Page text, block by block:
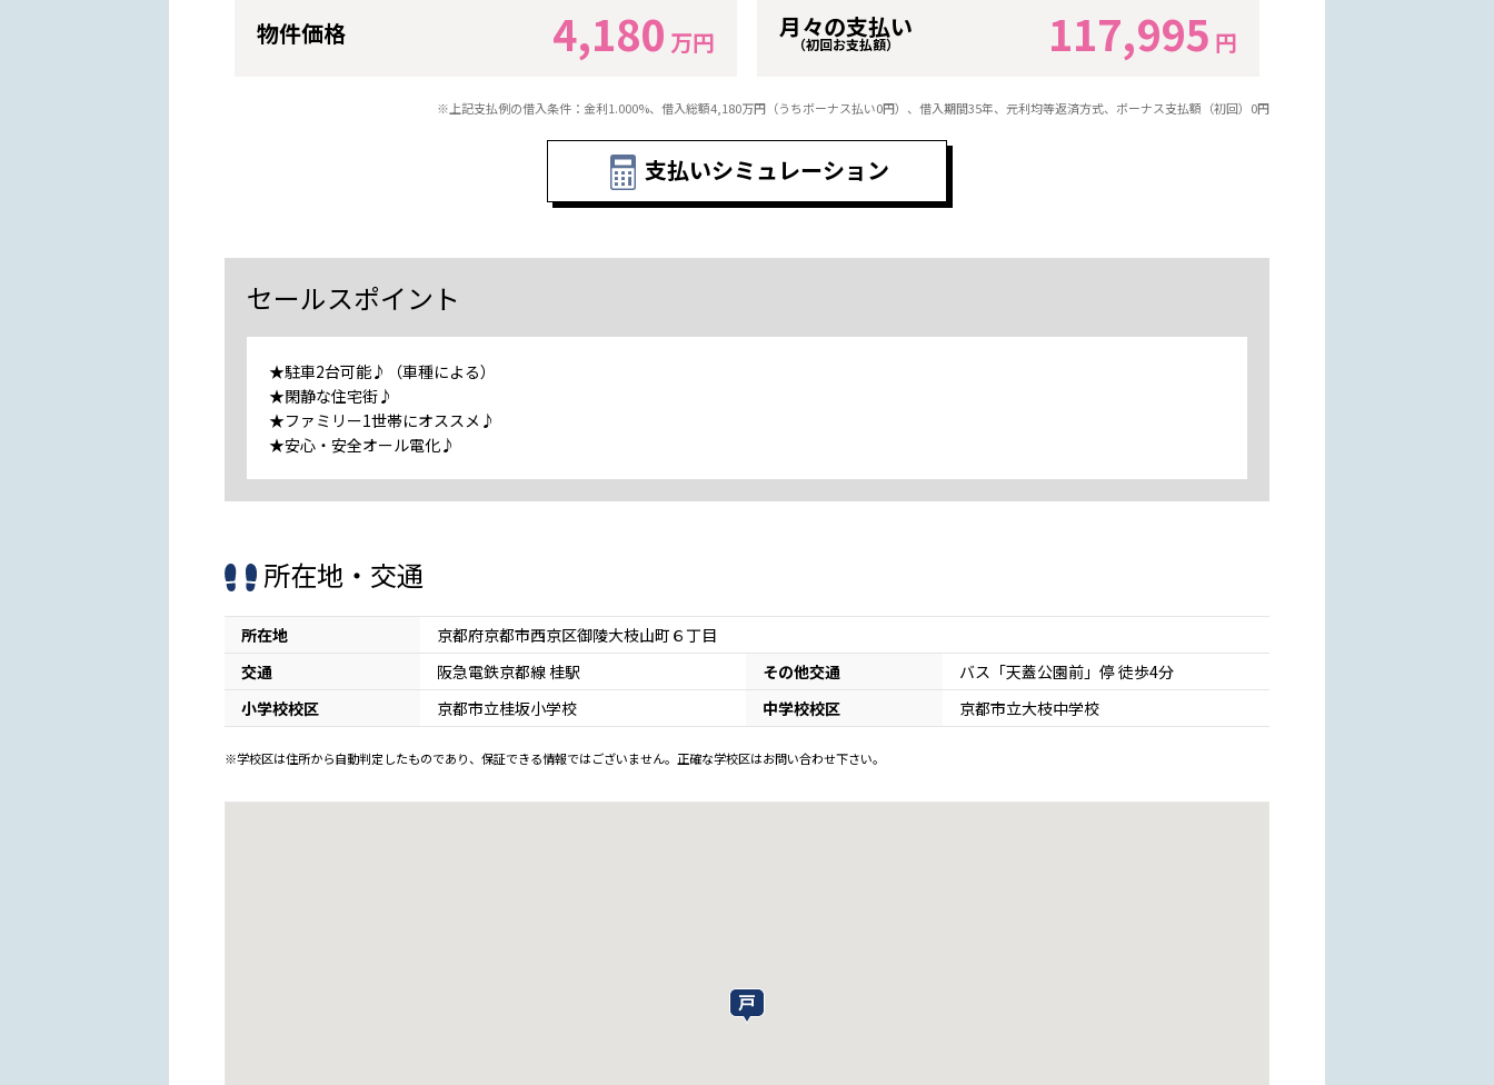
物件価格 4,180 万円 月々の支払い
（初回お支払額） 117,995 円
※上記支払例の借入条件：金利1.000%、借入総額4,180万円（うちボーナス払い0円）、借入期間35年、元利均等返済方式、ボーナス支払額（初回）0円
支払いシミュレーション
セールスポイント
★駐車2台可能♪（車種による）
★閑静な住宅街♪
★ファミリー1世帯にオススメ♪
★安心・安全オール電化♪
所在地・交通
所在地
京都府京都市西京区御陵大枝山町６丁目
交通
阪急電鉄京都線 桂駅 その他交通
バス「天蓋公園前」停 徒歩4分
小学校校区
京都市立桂坂小学校 中学校校区 京都市立大枝中学校
※学校区は住所から自動判定したものであり、保証できる情報ではございません。正確な学校区はお問い合わせ下さい。